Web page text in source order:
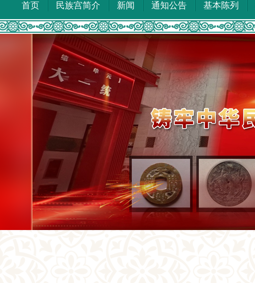
首页 民族宫简介 新闻 通知公告 基本陈列